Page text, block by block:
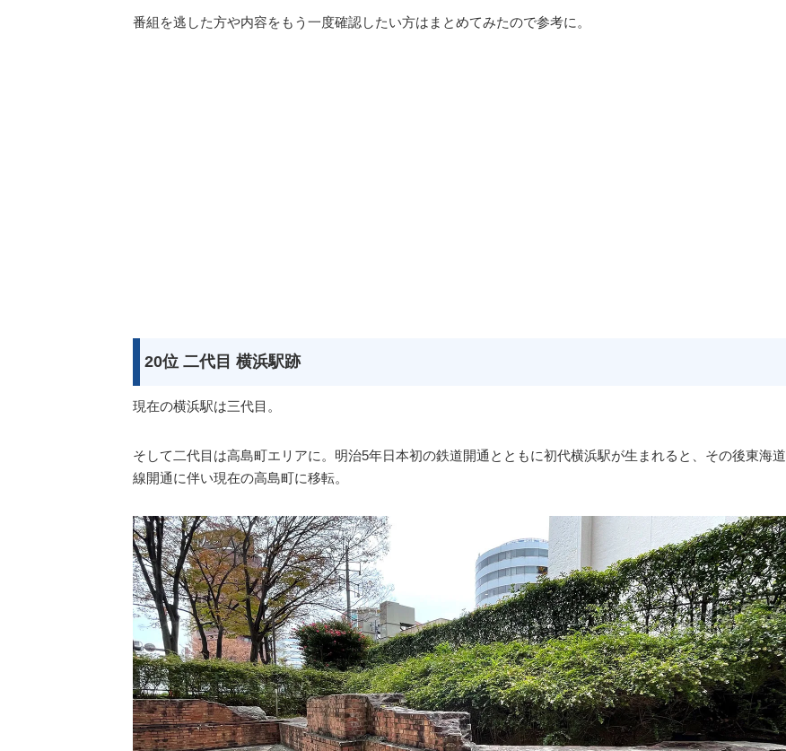
番組を逃した方や内容をもう一度確認したい方はまとめてみたので参考に。
20位 二代目 横浜駅跡
現在の横浜駅は三代目。
そして二代目は高島町エリアに。明治5年日本初の鉄道開通とともに初代横浜駅が生まれると、その後東海道
線開通に伴い現在の高島町に移転。